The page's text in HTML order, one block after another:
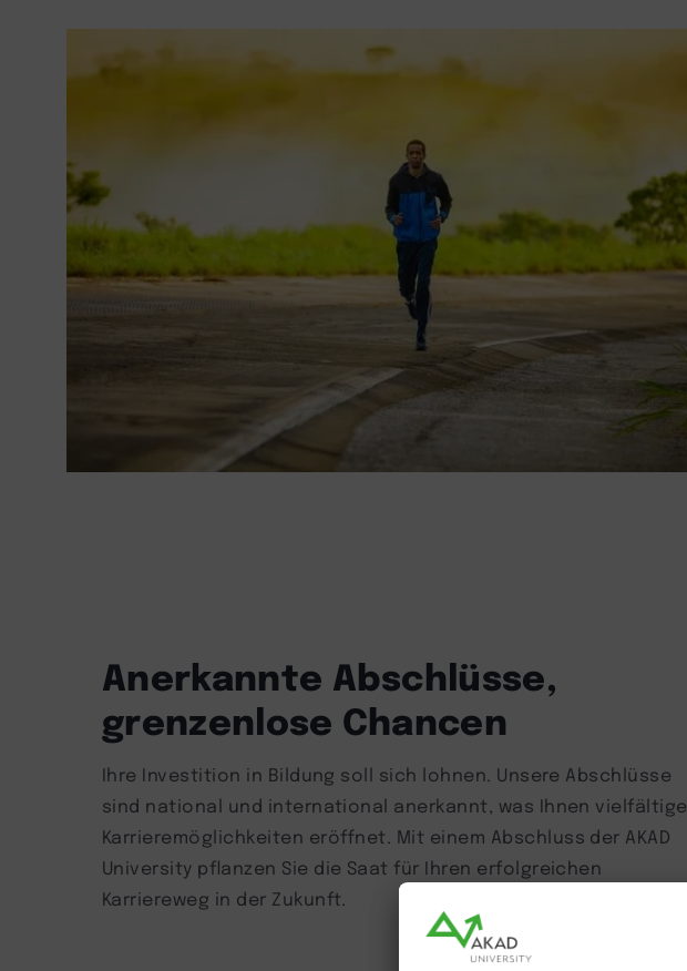
Anerkannte Abschlüsse,
grenzenlose Chancen
Ihre Investition in Bildung soll sich lohnen. Unsere Abschlüsse
sind national und international anerkannt, was Ihnen vielfältige
Karrieremöglichkeiten eröffnet. Mit einem Abschluss der AKAD
University pflanzen Sie die Saat für Ihren erfolgreichen
Karriereweg in der Zukunft.